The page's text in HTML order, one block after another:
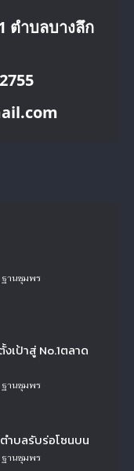
ตำบลบางลึก
Author
ฐานชุมพร
งเป้าสู่ No.1ตลาด
Author
ฐานชุมพร
ำบลรับร่อโซนบน
Author
ฐานชุมพร